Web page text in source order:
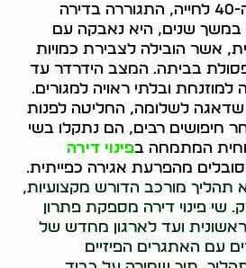
רונית, אישה בשנות ה-40 לחייה, התגוררה בדירה
במשך שנים, היא נאבקה עם
אשר הובילה לצבירת כמויות
בביתה. המצב הידרדר עד
ובלתי ראויה למגורים.
לשלומה, החליטה לפנות
חיפושים רבים, הם נתקלו בשי
המתמחה בפינוי דירה
מהפרעת אגירה כפייתית.
תהליך מורכב הדורש מקצועיות,
שי פינוי דירה מספקת פתרון
ועד לארגון מחדש של
עם האתגרים הפיזיים